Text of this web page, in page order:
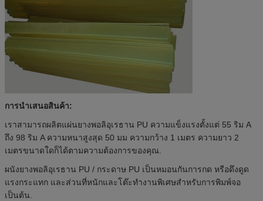
การนําเสนอสินค้า:
เราสามารถผลิตแผ่นยางพอลิอุเรธาน PU ความแข็งแรงตั้งแต่ 55 ริม A
ถึง 98 ริม A ความหนาสูงสุด 50 มม ความกว้าง 1 เมตร ความยาว 2
เมตรขนาดใดก็ได้ตามความต้องการของคุณ.
ผนังยางพอลิอุเรธาน PU / กระดาษ PU เป็นหมอนกันการกด หรือดึงดูด
แรงกระแทก และส่วนที่หนักและโต๊ะทํางานพิเศษสําหรับการพิมพ์จอ
เป็นต้น.